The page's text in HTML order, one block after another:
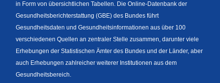
Fußzeile
in Form von übersichtlichen Tabellen. Die Online-Datenbank der
Gesundheitsberichterstattung (GBE) des Bundes führt
Gesundheitsdaten und Gesundheitsinformationen aus über 100
verschiedenen Quellen an zentraler Stelle zusammen, darunter viele
Erhebungen der Statistischen Ämter des Bundes und der Länder, aber
auch Erhebungen zahlreicher weiterer Institutionen aus dem
Gesundheitsbereich.